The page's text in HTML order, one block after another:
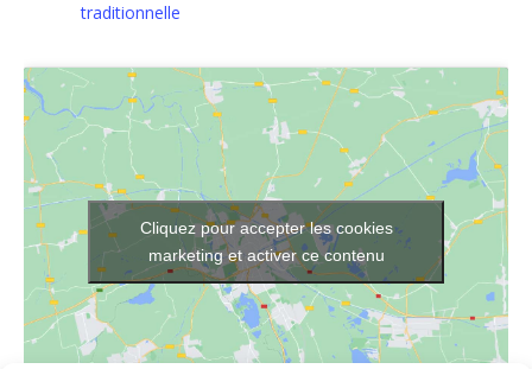
traditionnelle
Cliquez pour accepter les cookies
marketing et activer ce contenu